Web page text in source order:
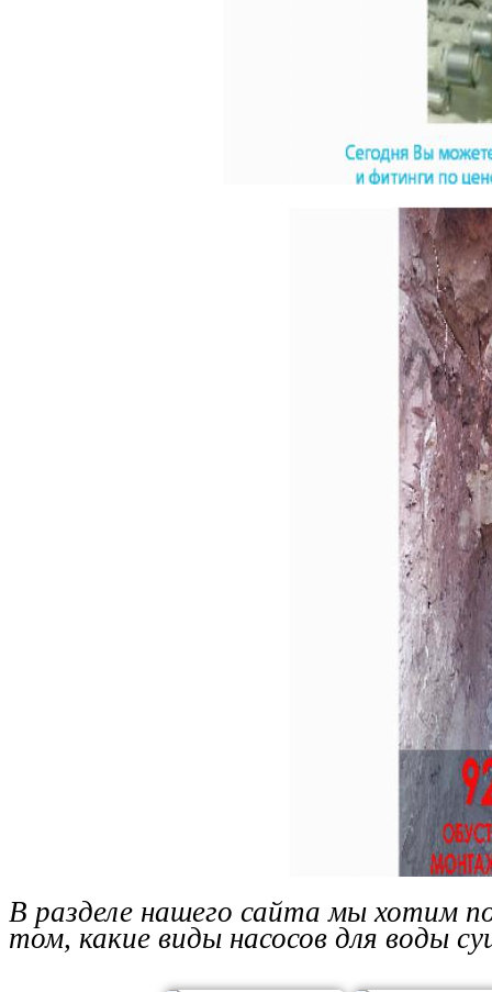
В разделе нашего сайта мы хотим
том, какие виды насосов для воды